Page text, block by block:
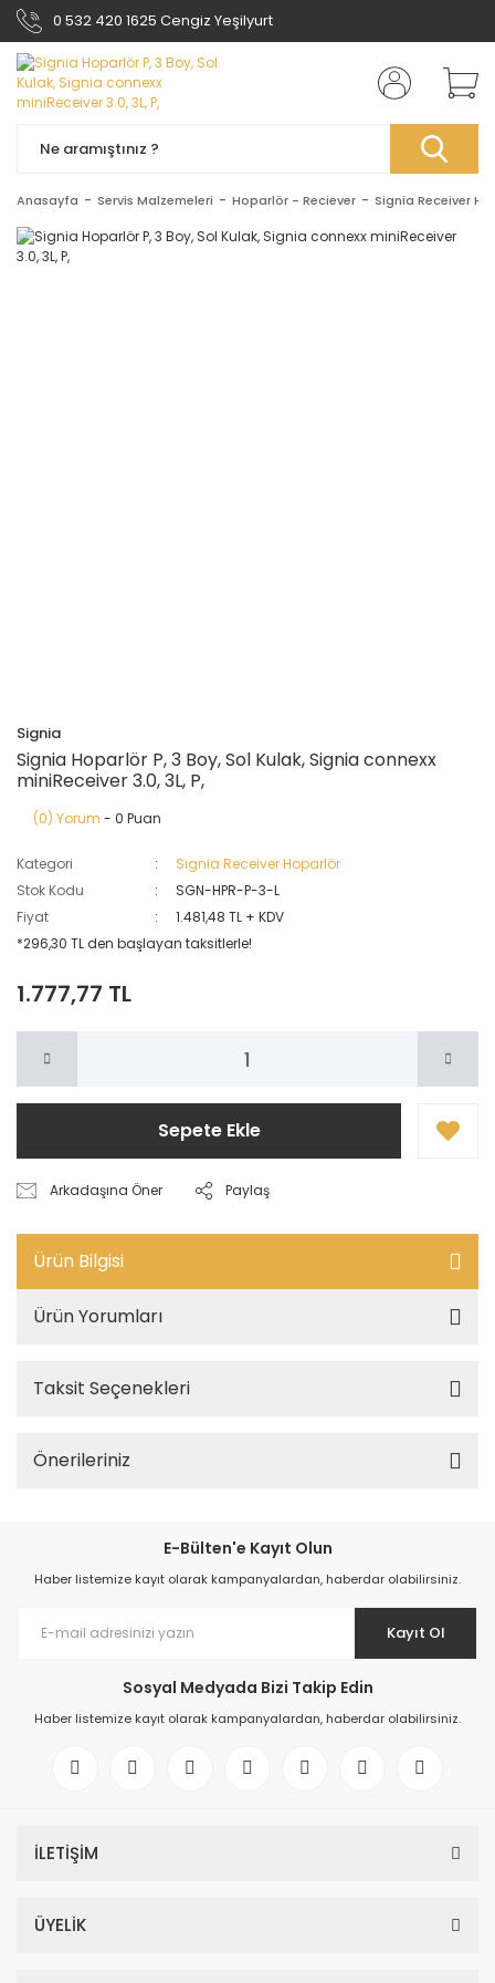
0 532 420 1625 Cengiz Yeşilyurt
Anasayfa Servis Malzemeleri Hoparlör - Reciever Signia Receiver
Signia
Signia Hoparlör P, 3 Boy, Sol Kulak, Signia connexx
miniReceiver 3.0, 3L, P,
(0) Yorum - 0 Puan
Kategori
Signia Receiver Hoparlör
Stok Kodu
SGN-HPR-P-3-L
Fiyat
1.481,48 TL + KDV
*296,30 TL den başlayan taksitlerle!
1.777,77 TL
Sepete Ekle
Arkadaşına Öner Paylaş
Ürün Bilgisi
Ürün Yorumları
Taksit Seçenekleri
Önerileriniz
E-Bülten'e Kayıt Olun
Haber listemize kayıt olarak kampanyalardan, haberdar olabilirsiniz.
Kayıt Ol
Sosyal Medyada Bizi Takip Edin
Haber listemize kayıt olarak kampanyalardan, haberdar olabilirsiniz.
İLETİŞİM
ÜYELİK